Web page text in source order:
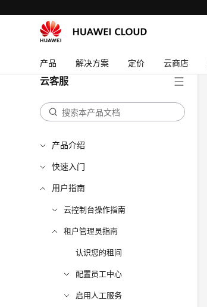
产品 解决方案 定价 云商店
云客服
产品介绍
快速入门
用户指南
云控制台操作指南
租户管理员指南
认识您的租间
配置员工中心
启用人工服务